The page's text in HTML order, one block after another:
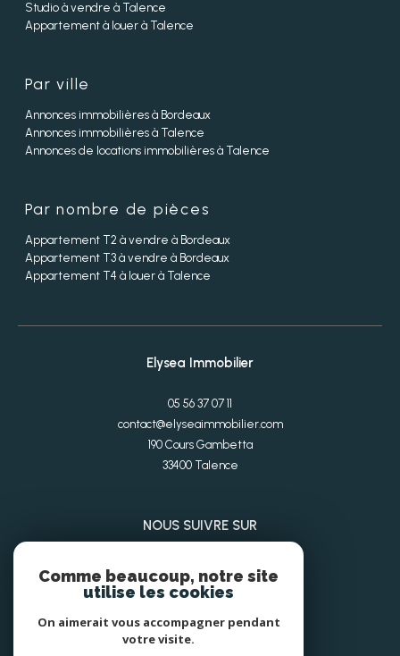
Studio à vendre à Talence
Appartement à louer à Talence
Par ville
Annonces immobilières à Bordeaux
Annonces immobilières à Talence
Annonces de locations immobilières à Talence
Par nombre de pièces
Appartement T2 à vendre à Bordeaux
Appartement T3 à vendre à Bordeaux
Appartement T4 à louer à Talence
Elysea Immobilier
05 56 37 07 11
contact@elyseaimmobilier.com
190 Cours Gambetta
33400
Talence
NOUS SUIVRE SUR
Comme beaucoup, notre site
utilise les cookies
On aimerait vous accompagner pendant
votre visite.